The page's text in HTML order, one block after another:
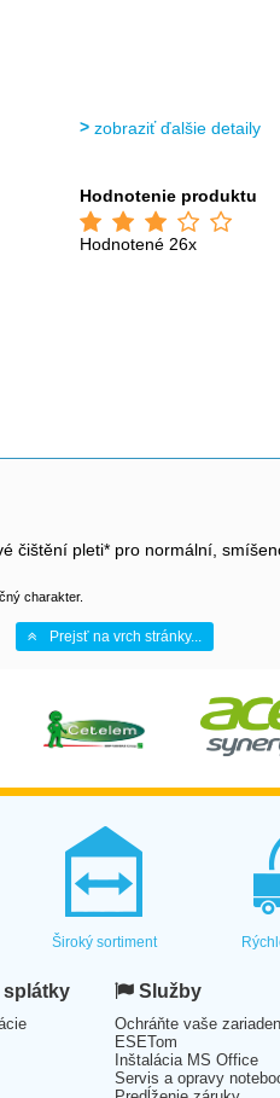
>>
zobraziť ďalšie detaily
Hodnotenie produktu
Hodnotené 26x
čištění pleti* pro normální,
charakter.
Prejsť na vrch stránky...
Široký sortiment
Služby
Ochráňte vaše
ESETom
Inštalácia MS Office
Servis a opravy